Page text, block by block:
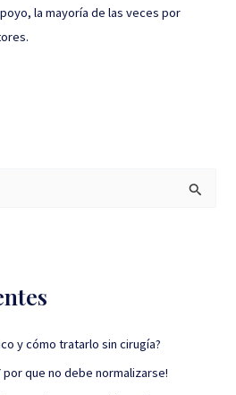
la mayoría de las veces por
y cómo tratarlo sin cirugía?
por que no debe normalizarse!